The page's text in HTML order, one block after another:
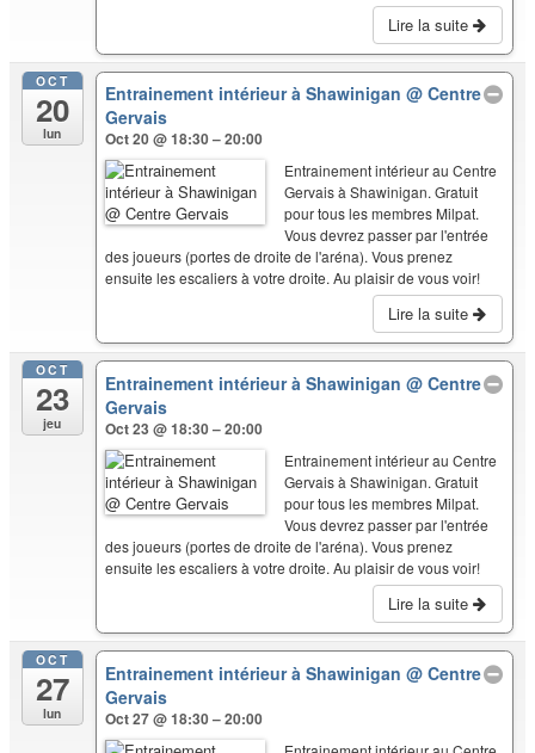
Lire la suite
OCT
20
lun
Entrainement intérieur à Shawinigan@ Centre
Gervais
Oct 20 @ 18:30 – 20:00
Entrainement intérieur au Centre
Gervais à Shawinigan. Gratuit
pour tous les membres Milpat.
Vous devrez passer par l'entrée
des joueurs (portes de droite de l'aréna). Vous prenez
ensuite les escaliers à votre droite. Au plaisir de vous voir!
Lire la suite
OCT
23
jeu
Entrainement intérieur à Shawinigan@ Centre
Gervais
Oct 23 @ 18:30 – 20:00
Entrainement intérieur au Centre
Gervais à Shawinigan. Gratuit
pour tous les membres Milpat.
Vous devrez passer par l'entrée
des joueurs (portes de droite de l'aréna). Vous prenez
ensuite les escaliers à votre droite. Au plaisir de vous voir!
Lire la suite
OCT
27
lun
Entrainement intérieur à Shawinigan@ Centre
Gervais
Oct 27 @ 18:30 – 20:00